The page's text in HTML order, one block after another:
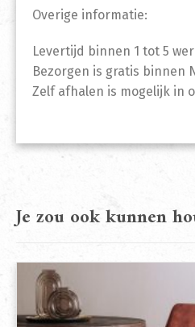
Overige informatie:
Levertijd binnen 1 tot 5
Bezorgen is gratis binnen
Zelf afhalen is mogelijk in
Je zou ook kunnen